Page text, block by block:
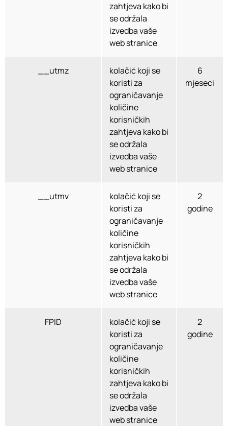
zahtjeva kako bi
se održala
izvedba vaše
web stranice
__utmz
kolačić koji se
koristi za
ograničavanje
količine
korisničkih
zahtjeva kako bi
se održala
izvedba vaše
web stranice
6
mjeseci
__utmv
kolačić koji se
koristi za
ograničavanje
količine
korisničkih
zahtjeva kako bi
se održala
izvedba vaše
web stranice
2
godine
FPID
kolačić koji se
koristi za
ograničavanje
količine
korisničkih
zahtjeva kako bi
se održala
izvedba vaše
web stranice
2
godine